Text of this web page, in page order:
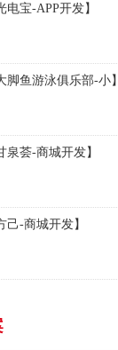
电宝-APP开发】
脚鱼游泳俱乐部-小】
泉荟-商城开发】
己-商城开发】